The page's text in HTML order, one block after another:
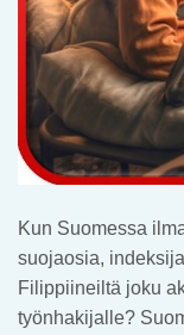
Kun Suomessa
suojaosia,
Filippiineiltä joku
työnhakijalle?